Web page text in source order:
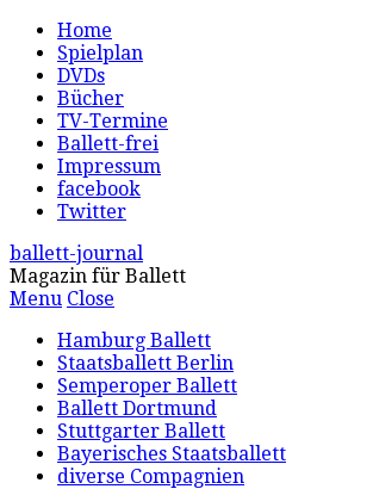
Home
Spielplan
DVDs
Bücher
TV-Termine
Ballett-frei
Impressum
facebook
Twitter
ballett-journal
Magazin für Ballett
Menu Close
Hamburg Ballett
Staatsballett Berlin
Semperoper Ballett
Ballett Dortmund
Stuttgarter Ballett
Bayerisches Staatsballett
diverse Compagnien